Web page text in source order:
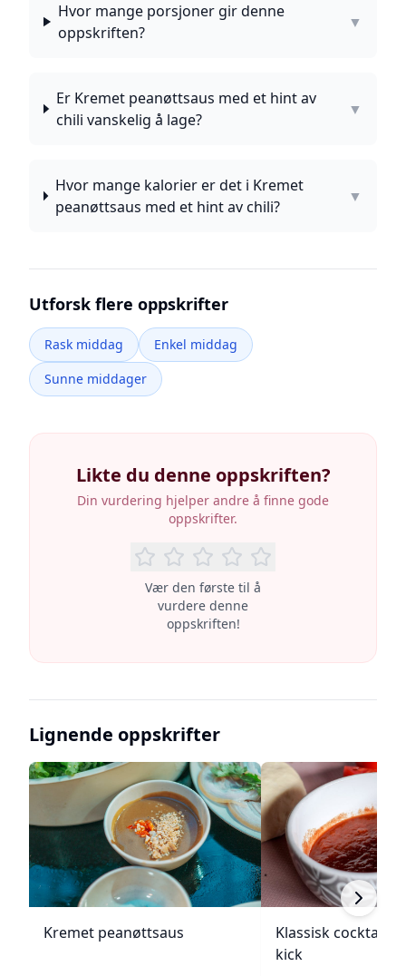
Hvor mange porsjoner gir denne
oppskriften?
▼
Er Kremet peanøttsaus med et hint av
chili vanskelig å lage?
▼
Hvor mange kalorier er det i Kremet
peanøttsaus med et hint av chili?
▼
Utforsk flere oppskrifter
Rask middag
Enkel middag
Sunne middager
Likte du denne oppskriften?
Din vurdering hjelper andre å finne gode
oppskrifter.
Vær den første til å
vurdere denne
oppskriften!
Lignende oppskrifter
Kremet peanøttsaus
Klassisk
kick